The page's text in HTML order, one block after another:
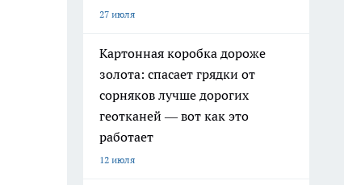
27 июля
Картонная коробка дороже
золота: спасает грядки от
сорняков лучше дорогих
геотканей — вот как это
работает
12 июля